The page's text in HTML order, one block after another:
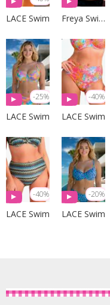
LACE Swim Freya Swim
-25%
LACE Swim
-40%
LACE Swim
-40%
LACE Swim
-20%
LACE Swim